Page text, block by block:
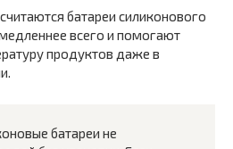
батареи силиконового
всего и помогают
продуктов даже в
батареи не